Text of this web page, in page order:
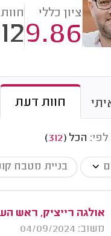
ציון כללי
9.86
חוות דעת
הכל (
312
)
בניית מטבח
אולגה רייציק, ראש
משוב: 04/09/2024